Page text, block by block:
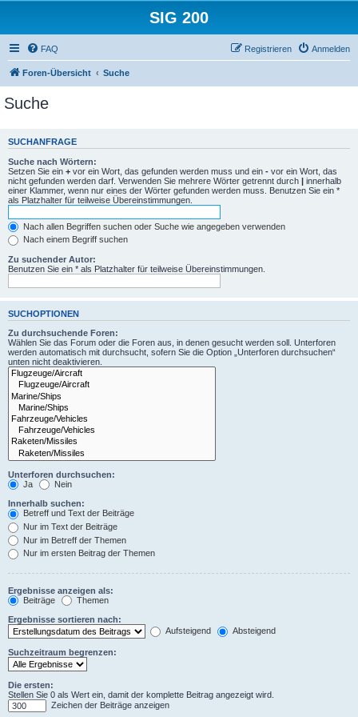
SIG 200
FAQ Anmelden
Registrieren
Foren-Übersicht Suche
Suche
SUCHANFRAGE
Suche nach Wörtern:
Setzen Sie ein + vor ein Wort, das gefunden werden muss und ein - vor ein Wort, das
nicht gefunden werden darf. Verwenden Sie mehrere Wörter getrennt durch | innerhalb
einer Klammer, wenn nur eines der Wörter gefunden werden muss. Benutzen Sie ein *
als Platzhalter für teilweise Übereinstimmungen.
Nach allen Begriffen suchen oder Suche wie angegeben verwenden
Nach einem Begriff suchen
Zu suchender Autor:
Benutzen Sie ein * als Platzhalter für teilweise Übereinstimmungen.
SUCHOPTIONEN
Zu durchsuchende Foren:
Wählen Sie das Forum oder die Foren aus, in denen gesucht werden soll. Unterforen
werden automatisch mit durchsucht, sofern Sie die Option „Unterforen durchsuchen“
unten nicht deaktivieren.
Unterforen durchsuchen:
Ja
Nein
Innerhalb suchen:
Betreff und Text der Beiträge
Nur im Text der Beiträge
Nur im Betreff der Themen
Nur im ersten Beitrag der Themen
Ergebnisse anzeigen als:
Beiträge
Themen
Ergebnisse sortieren nach:
Aufsteigend
Absteigend
Suchzeitraum begrenzen:
Die ersten:
Stellen Sie 0 als Wert ein, damit der komplette Beitrag angezeigt wird.
Zeichen der Beiträge anzeigen